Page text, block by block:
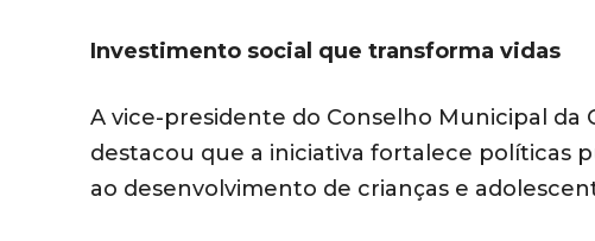
Investimento social que transforma vidas
A vice-presidente do Conselho Municipal da
destacou que a iniciativa fortalece políticas
ao desenvolvimento de crianças e